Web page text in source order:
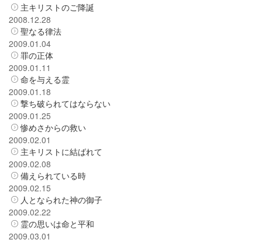
主キリストのご降誕
2008.12.28
聖なる律法
2009.01.04
罪の正体
2009.01.11
命を与える霊
2009.01.18
撃ち破られてはならない
2009.01.25
惨めさからの救い
2009.02.01
主キリストに結ばれて
2009.02.08
備えられている時
2009.02.15
人となられた神の御子
2009.02.22
霊の思いは命と平和
2009.03.01